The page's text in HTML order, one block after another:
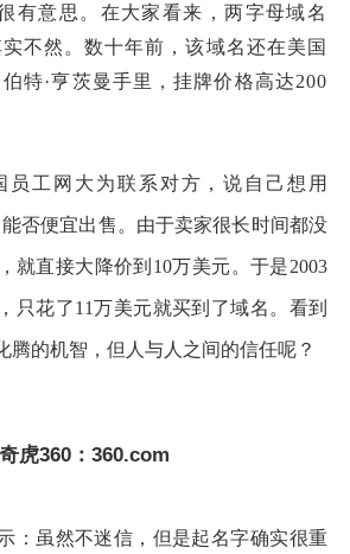
有意思。 在大家看来，两字母域名
不然 。数十年前，该域名还在美国
特·亨茨曼手里，挂牌价格高达200
员工 网大为联系对方，说自己想用
否便宜出售。由于卖家很长时间都没
就直接大降价到10万美元。于是2003
只花了11万美元就买到了域名 。看到
腾的机智，但人与人之间的信任呢？
奇虎360：360.com
：虽然不迷信，但是起名字确实很重